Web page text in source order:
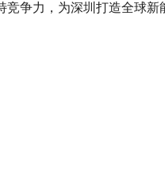
争力，为深圳打造全球新